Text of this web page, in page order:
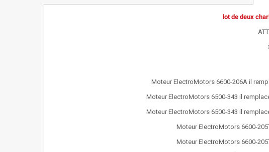
lot de deux
Moteur ElectroMotors 6600-206A il
Moteur ElectroMotors 6500-343 il
Moteur ElectroMotors 6500-343 il
Moteur ElectroMotors 6600-
Moteur ElectroMotors 6600-